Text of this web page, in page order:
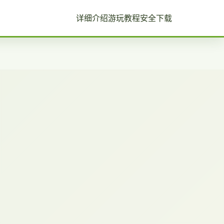
详细介绍游玩教程安全下载